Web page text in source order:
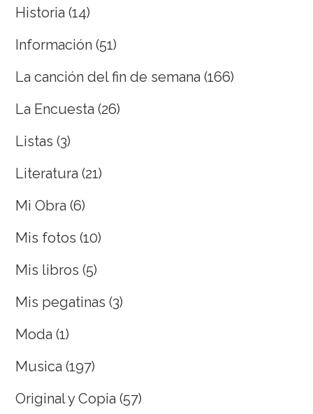
Historia (14)
Información (51)
La canción del fin de semana (166)
La Encuesta (26)
Listas (3)
Literatura (21)
Mi Obra (6)
Mis fotos (10)
Mis libros (5)
Mis pegatinas (3)
Moda (1)
Musica (197)
Original y Copia (57)